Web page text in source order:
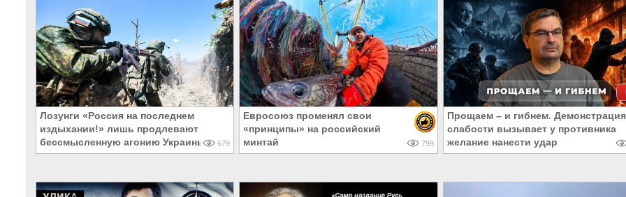
Лозунги «Россия на последнем
издыхании!» лишь продлевают
бессмысленную агонию Украины
679
Евросоюз променял свои
«принципы» на российский
минтай
799
Прощаем – и гибнем. Демонстрация
слабости вызывает у противника
желание нанести удар